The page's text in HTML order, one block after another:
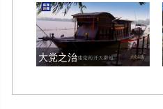
大党之治